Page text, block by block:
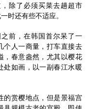
除了必须买菜去趟超市
时还有些不适应。
前，在韩国首尔呆了一
个人一商量，打车直接去
，春意盎然，尤其以樱花
处如画，以一副春江水暖
的赏樱地点，但是景福宫